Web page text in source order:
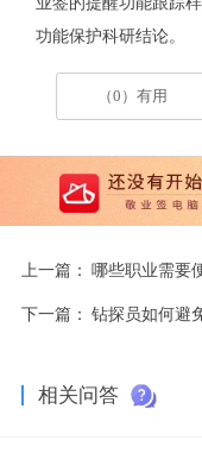
功能保护科研结论。
（0）有用
上一篇： 哪些职业需要
下一篇： 钻探员如何避
相关问答